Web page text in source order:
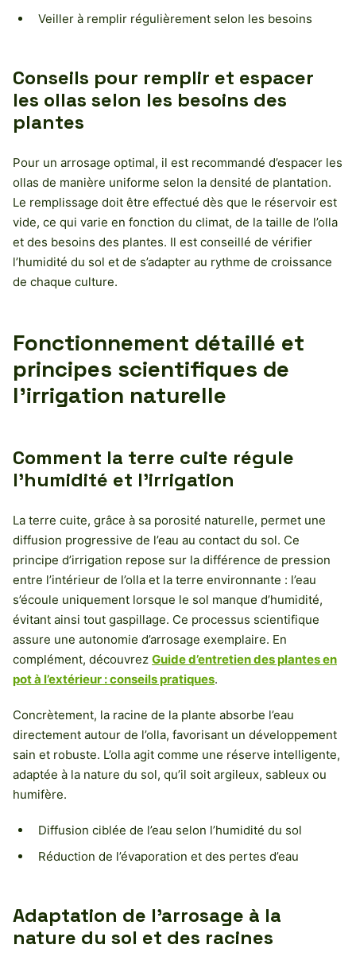
Veiller à remplir régulièrement selon les besoins
Conseils pour remplir et espacer
les ollas selon les besoins des
plantes
Pour un arrosage optimal, il est recommandé d’espacer les
ollas de manière uniforme selon la densité de plantation.
Le remplissage doit être effectué dès que le réservoir est
vide, ce qui varie en fonction du climat, de la taille de l’olla
et des besoins des plantes. Il est conseillé de vérifier
l’humidité du sol et de s’adapter au rythme de croissance
de chaque culture.
Fonctionnement détaillé et
principes scientifiques de
l’irrigation naturelle
Comment la terre cuite régule
l’humidité et l’irrigation
La terre cuite, grâce à sa porosité naturelle, permet une
diffusion progressive de l’eau au contact du sol. Ce
principe d’irrigation repose sur la différence de pression
entre l’intérieur de l’olla et la terre environnante : l’eau
s’écoule uniquement lorsque le sol manque d’humidité,
évitant ainsi tout gaspillage. Ce processus scientifique
assure une autonomie d’arrosage exemplaire. En
complément, découvrez Guide d’entretien des plantes en
pot à l’extérieur : conseils pratiques.
Concrètement, la racine de la plante absorbe l’eau
directement autour de l’olla, favorisant un développement
sain et robuste. L’olla agit comme une réserve intelligente,
adaptée à la nature du sol, qu’il soit argileux, sableux ou
humifère.
Diffusion ciblée de l’eau selon l’humidité du sol
Réduction de l’évaporation et des pertes d’eau
Adaptation de l’arrosage à la
nature du sol et des racines